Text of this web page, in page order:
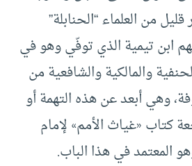
من العلماء “الحنابلة”
ابن تيمية الذي توفّي وهو في
والمالكية والشافعية من
وهي أبعد عن هذه التهمة أو
كتاب «غياث الأمم» لإمام
المعتمد في هذا الباب.